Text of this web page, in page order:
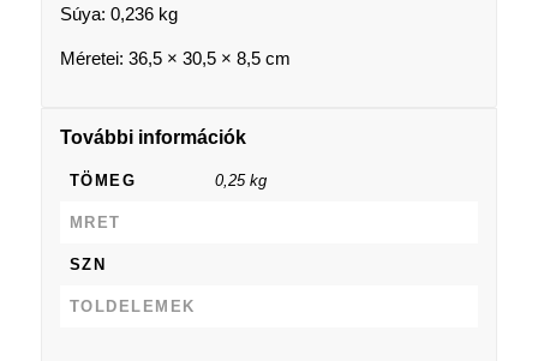
Súya: 0,236 kg
Méretei: 36,5 × 30,5 × 8,5 cm
További információk
TÖMEG 0,25 kg
MRET
SZN
TOLDELEMEK